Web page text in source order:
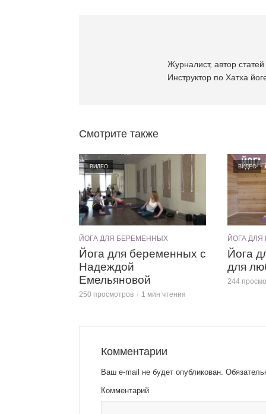
Журналист, автор
Инструктор по Хатха
Смотрите также
ВИДЕО
ЙОГА ДЛЯ БЕРЕМЕННЫХ
Йога для беременных с
Надеждой
Емельяновой
250 просмотров 1 мин чтения
ВИДЕО
ЙОГА
Йога
для
244
Комментарии
Ваш e-mail не будет опубликован.
Комментарий